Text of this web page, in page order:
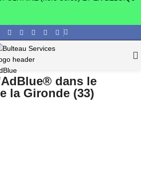
dans le
la Gironde (33)